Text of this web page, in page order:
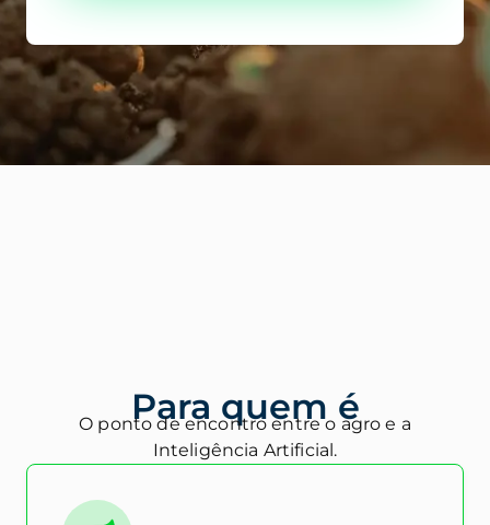
Para quem é
O ponto de encontro entre o agro e a
Inteligência Artificial.